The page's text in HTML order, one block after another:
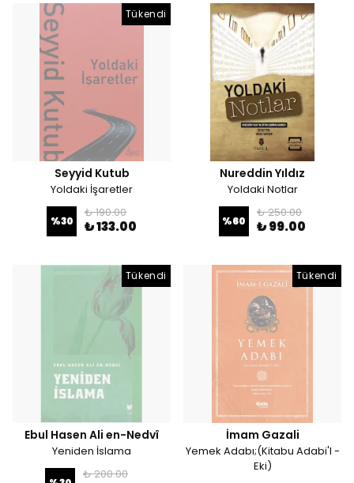
Tükendi
Seyyid Kutub
Yoldaki İşaretler
%30
₺ 190.00
₺ 133.00
Nureddin Yıldız
Yoldaki Notlar
%60
₺ 250.00
₺ 99.00
Tükendi
Ebul Hasen Ali en-Nedvî
Yeniden İslama
₺ 200.00
Tükendi
İmam Gazali
Yemek Adabı;(Kitabu Adabi'l -
Eki)